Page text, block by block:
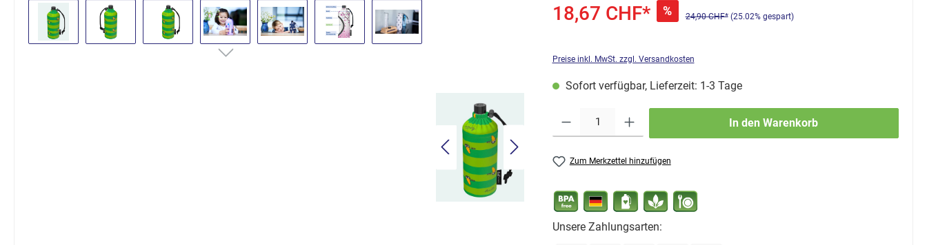
Bildergalerie überspringen 18,67 CHF* % 24,90 CHF* (25.02% gespart)
Preise inkl. MwSt. zzgl. Versandkosten
Sofort verfügbar, Lieferzeit: 1-3 Tage
In den Warenkorb
Zum Merkzettel hinzufügen
Unsere Zahlungsarten: